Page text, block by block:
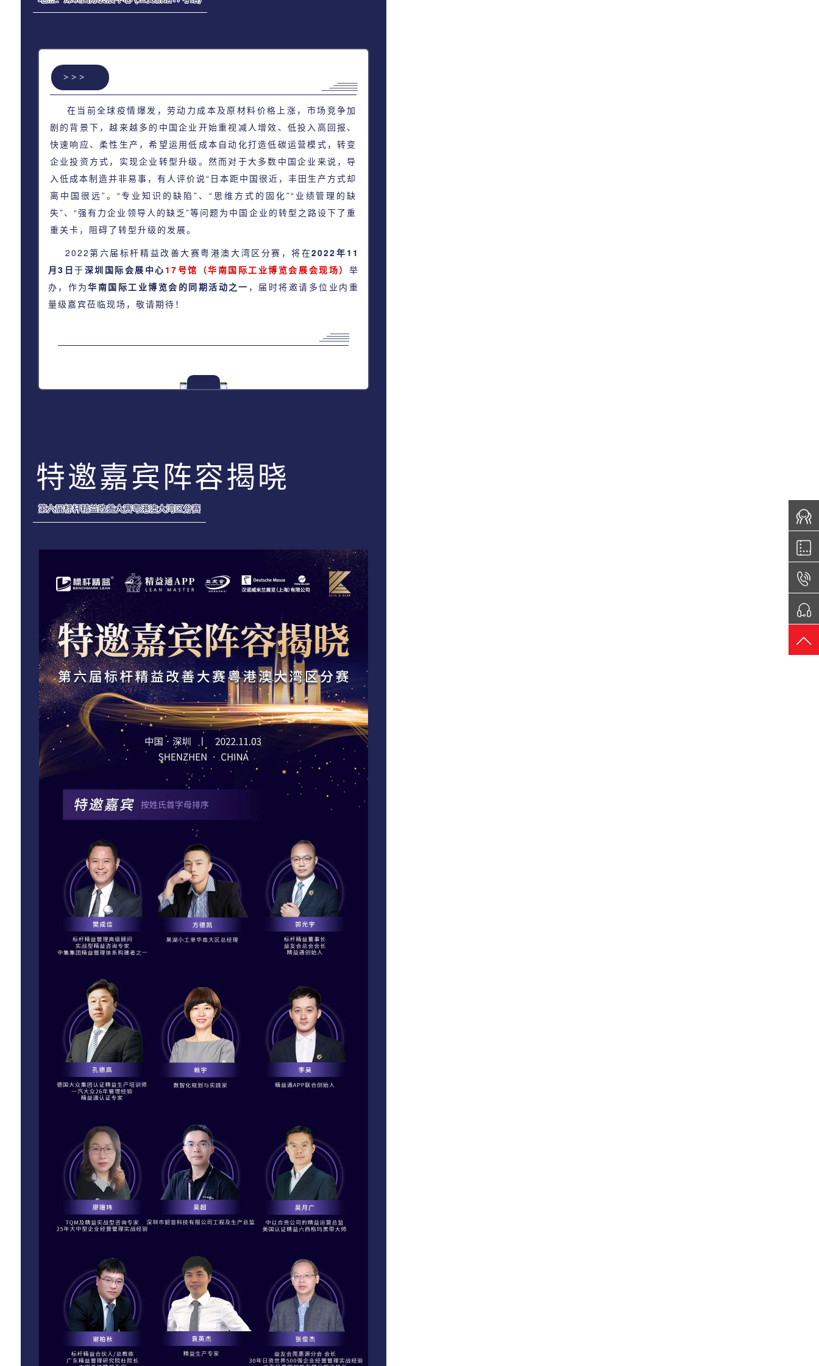
>>>
在当前全球疫情爆发，劳动力成本及原材料价格上涨，市场竞争加
剧的背景下，越来越多的中国企业开始重视减人增效、低投入高回报、
快速响应、柔性生产，希望运用低成本自动化打造低碳运营模式，转变
企业投资方式，实现企业转型升级。然而对于大多数中国企业来说，导
入低成本制造并非易事，有人评价说“日本距中国很近，丰田生产方式却
离中国很远”。“专业知识的缺陷”、“思维方式的固化”“业绩管理的缺
失”、“强有力企业领导人的缺乏”等问题为中国企业的转型之路设下了重
重关卡，阻碍了转型升级的发展。
2022第六届标杆精益改善大赛粤港澳大湾区分赛，将在2022年11
月3日于深圳国际会展中心 17号馆 （华南国际工业博览会展会现场） 举
办，作为华南国际工业博览会的同期活动之一 ，届时将邀请多位业内重
量级嘉宾莅临现场，敬请期待！
特邀嘉宾阵容揭晓
第六届标杆精益改善大赛粤港澳大湾区分赛